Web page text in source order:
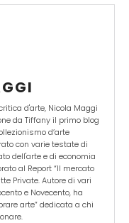
d'arte, Nicola Maggi
da Tiffany il primo blog
d’arte
con varie testate di
dell'arte e di economia
al Report “Il mercato
Private. Autore di vari
e Novecento, ha
arte” dedicata a chi